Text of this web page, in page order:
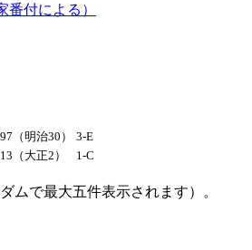
付による）
（明治30）
3-E
（大正2） 1-C
ムで最大五件表示されます）。